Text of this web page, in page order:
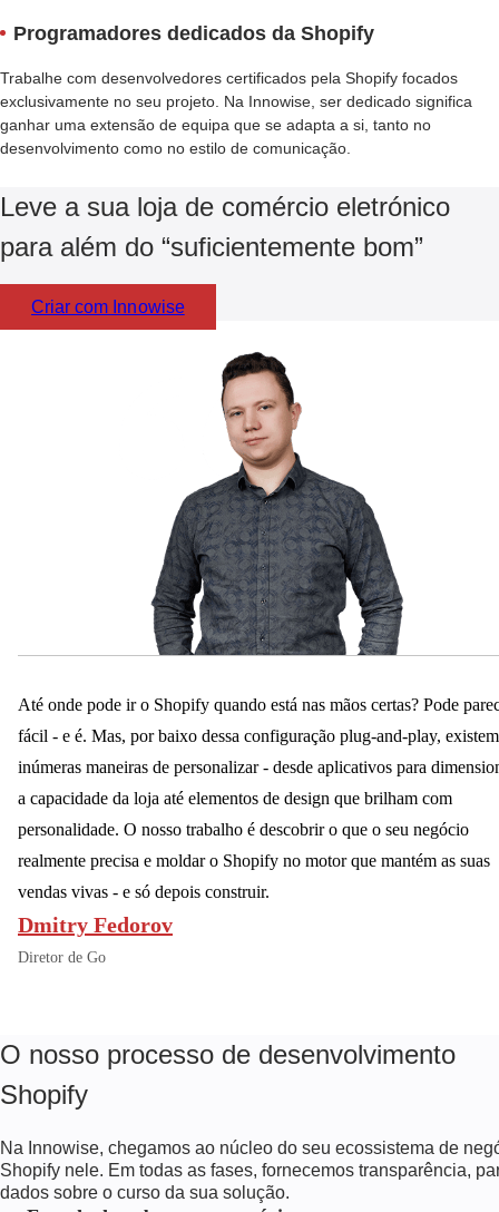
Programadores dedicados da Shopify
Trabalhe com desenvolvedores certificados pela Shopify focados
exclusivamente no seu projeto. Na Innowise, ser dedicado significa
ganhar uma extensão de equipa que se adapta a si, tanto no
desenvolvimento como no estilo de comunicação.
Leve a sua loja de comércio eletrónico
para além do “suficientemente bom”
Criar com Innowise
Até onde pode ir o Shopify quando está nas mãos certas? Pode
fácil - e é. Mas, por baixo dessa configuração plug-and-play, existem
inúmeras maneiras de personalizar - desde aplicativos para
a capacidade da loja até elementos de design que brilham com
personalidade. O nosso trabalho é descobrir o que o seu negócio
realmente precisa e moldar o Shopify no motor que mantém as suas
vendas vivas - e só depois construir.
Dmitry Fedorov
Diretor de Go
O nosso processo de desenvolvimento
Shopify
Na Innowise, chegamos ao núcleo do seu ecossistema de
Shopify nele. Em todas as fases, fornecemos transparência,
dados sobre o curso da sua solução.